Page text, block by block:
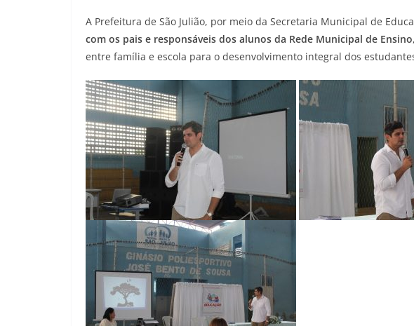
A Prefeitura de São Julião, por meio da Secretaria Municipal de
com os pais e responsáveis dos alunos da Rede Municipal de Ensino
entre família e escola para o desenvolvimento integral dos